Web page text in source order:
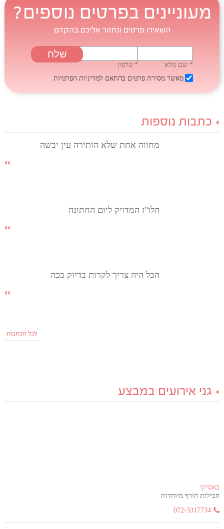
מעוניינים בפרטים נוספים?
השאירו פרטים ונחזור אליכם בהקדם
* שם מלא
* טלפון
מאשר מסירת פרטים בהתאם למדיניות הפרטיות
כתבות נוספות
מחווה אחת שלא הותירה עין יבשה
הלו"ז המדויק ליום החתונה
הכל היה צריך לקרות בדיוק ככה
לכל הכתבות
גני אירועים במבצע
באסיקו
חבילות חורף מיוחדות
072-3317734